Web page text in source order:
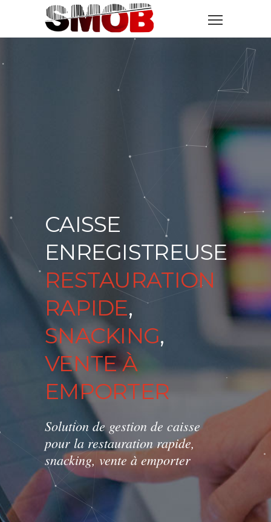
CAISSE
ENREGISTREUSE
RESTAURATION
RAPIDE,
SNACKING,
VENTE À
EMPORTER
Solution de gestion de caisse
pour la restauration rapide,
snacking, vente à emporter